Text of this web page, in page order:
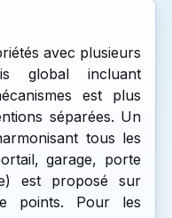
avec plusieurs
global incluant
est plus
séparées. Un
tous les
garage, porte
est proposé sur
points. Pour les